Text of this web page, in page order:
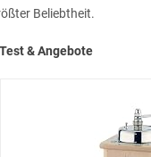
Beliebtheit.
& Angebote